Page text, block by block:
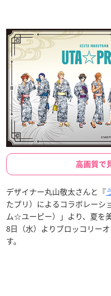
高画質で
デザイナー丸山敬太さんと『
たプリ）によるコラボレー
ム☆ユーピー）」より、夏を
8日（水）よりブロッコリー
す。